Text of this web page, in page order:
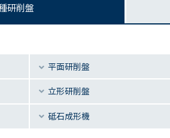
研削盤
平面研削盤
立形研削盤
砥石成形機